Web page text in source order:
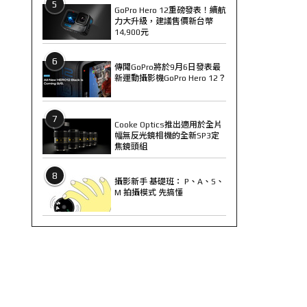
5
GoPro Hero 12重磅發表！續航
力大升級，建議售價新台幣
14,900元
6
傳聞GoPro將於9月6日發表最
新運動攝影機GoPro Hero 12？
7
Cooke Optics推出適用於全片
幅無反光鏡相機的全新SP3定
焦鏡頭組
8
攝影新手 基礎班： P、A、S、
M 拍攝模式 先搞懂